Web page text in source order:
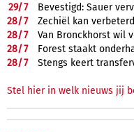
29/7
Bevestigd: Sauer
28/7
Zechiël kan
28/7
Van Bronckhorst wil
28/7
Forest staakt
28/7 Stengs keert
Stel hier in welk nieuws jij